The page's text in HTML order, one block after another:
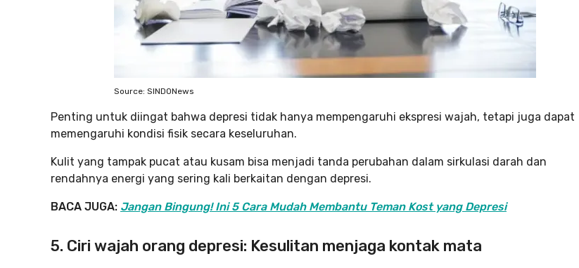
Source: SINDONews
Penting untuk diingat bahwa depresi tidak hanya mempengaruhi ekspresi wajah, tetapi juga dapat
memengaruhi kondisi fisik secara keseluruhan.
Kulit yang tampak pucat atau kusam bisa menjadi tanda perubahan dalam sirkulasi darah dan
rendahnya energi yang sering kali berkaitan dengan depresi.
BACA JUGA: Jangan Bingung! Ini 5 Cara Mudah Membantu Teman Kost yang Depresi
5. Ciri wajah orang depresi: Kesulitan menjaga kontak mata